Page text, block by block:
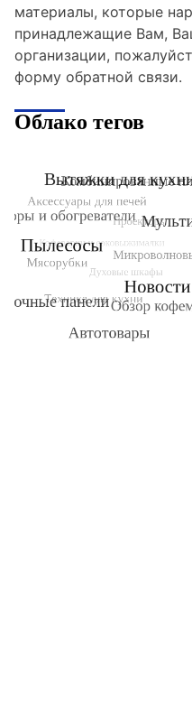
материалы, которые
принадлежащие Вам,
организации,
форму обратной связи.
Облако тегов